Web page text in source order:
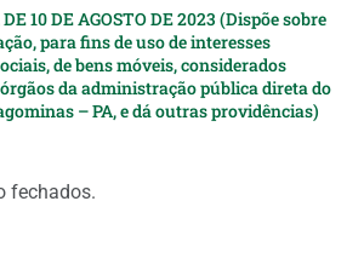
10 DE AGOSTO DE 2023 (Dispõe sobre
para fins de uso de interesses
de bens móveis, considerados
da administração pública direta do
– PA, e dá outras providências)
fechados.